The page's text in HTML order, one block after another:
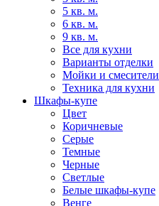
5 кв. м.
6 кв. м.
9 кв. м.
Все для кухни
Варианты отделки
Мойки и смесители
Техника для кухни
Шкафы-купе
Цвет
Коричневые
Серые
Темные
Черные
Светлые
Белые шкафы-купе
Венге